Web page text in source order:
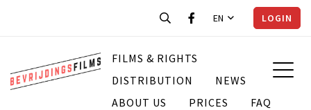
EN LOGIN
FILMS & RIGHTS
DISTRIBUTION
NEWS
ABOUT US
PRICES
FAQ